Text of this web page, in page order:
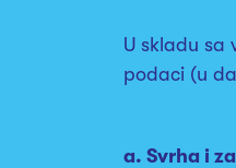
U skladu sa
podaci (u
a. Svrha i